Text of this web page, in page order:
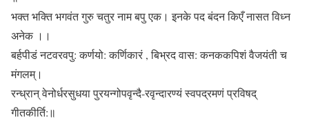
भक्त भक्ति भगवंत गुरु चतुर नाम बपु एक। इनके पद बंदन किएँ नासत विध्न
अनेक ।।
बर्हपीडं नटवरवपु: कर्णयो: कर्णिकारं , बिभ्रद वास: कनककपिशं वैजयंती च
मंगलम्।
रन्ध्रान् वेनोर्धरसुधया पुरयन्गोपवृन्दै-रवृन्दारण्यं स्वपद्रमणं प्रविषद्
गीतकीर्ति:॥